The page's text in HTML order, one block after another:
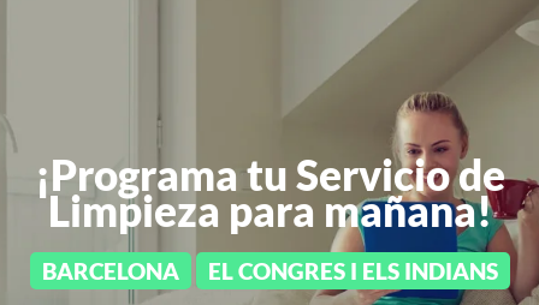
¡Programa tu Servicio de
Limpieza para mañana!
BARCELONA EL CONGRES I ELS INDIANS